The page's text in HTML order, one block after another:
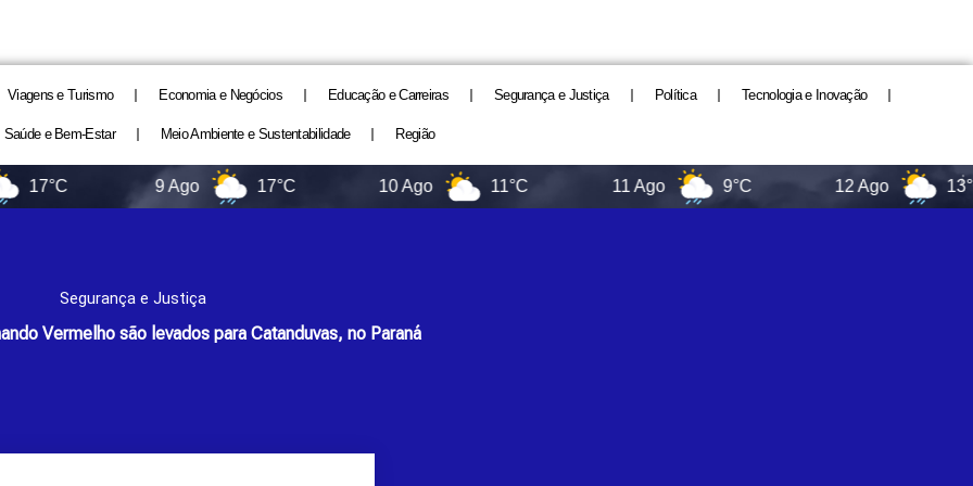
Viagens e Turismo Economia e Negócios Educação e Carreiras Segurança e Justiça Política Tecnologia e Inovação
Saúde e Bem-Estar Meio Ambiente e Sustentabilidade Região
17°C 11°C 9°C 13°C
Segurança e Justiça
Vermelho são levados para Catanduvas, no Paraná